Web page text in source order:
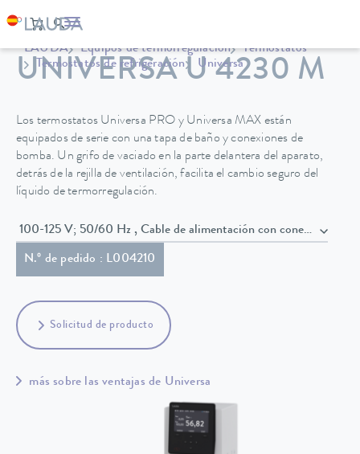
LAUDA Equipos de termorregulación
Termostatos
Termostatos de refrigeración
Universa
UNIVERSA U 4230 M
Los termostatos Universa PRO y Universa MAX están
equipados de serie con una tapa de baño y conexiones de
bomba. Un grifo de vaciado en la parte delantera del aparato,
detrás de la rejilla de ventilación, facilita el cambio seguro del
líquido de termorregulación.
100-125 V; 50/60 Hz , Cable de alimentación con conector
N.º de pedido : L004210
Solicitud de producto
más sobre las ventajas de Universa